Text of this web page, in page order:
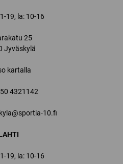
19, la: 10-16
25
Jyväskylä
kartalla
4321142
10.fi
19, la: 10-16